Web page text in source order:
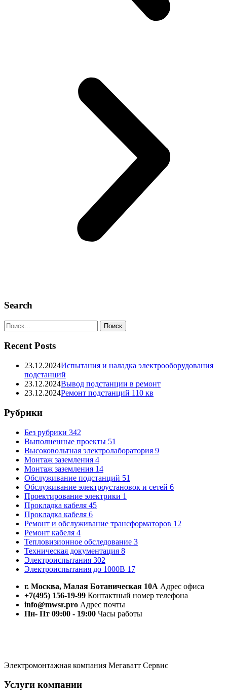
Search
Recent Posts
23.12.2024Испытания и наладка электрооборудования
подстанций
23.12.2024Вывод подстанции в ремонт
23.12.2024Ремонт подстанций 110 кв
Рубрики
Без рубрики 342
Выполненные проекты 51
Высоковольтная электролаборатория 9
Монтаж заземления 4
Монтаж заземления 14
Обслуживание подстанций 51
Обслуживание электроустановок и сетей 6
Проектирование электрики 1
Прокладка кабеля 45
Прокладка кабеля 6
Ремонт и обслуживание трансформаторов 12
Ремонт кабеля 4
Тепловизионное обследование 3
Техническая документация 8
Электроиспытания 302
Электроиспытания до 1000В 17
г. Москва, Малая Ботаническая 10А Адрес офиса
+7(495) 156-19-99 Контактный номер телефона
info@mwsr.pro Адрес почты
Пн- Пт 09:00 - 19:00 Часы работы
Электромонтажная компания Мегаватт Сервис
Услуги компании